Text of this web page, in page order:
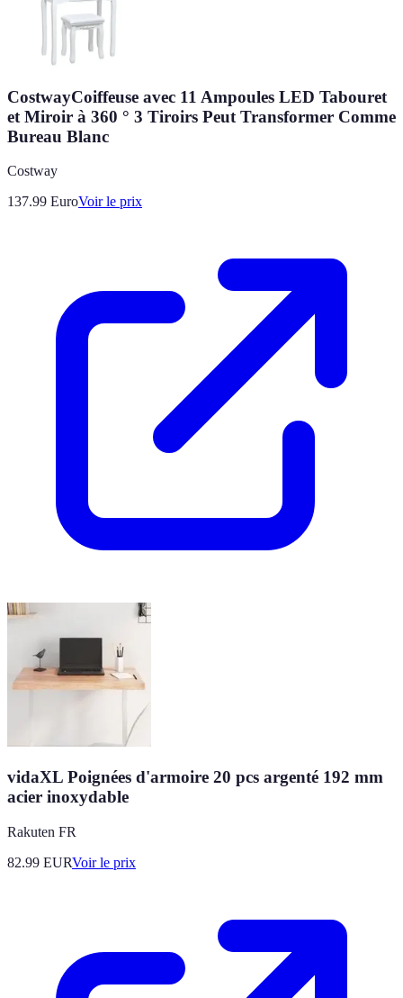
CostwayCoiffeuse avec 11 Ampoules LED Tabouret
et Miroir à 360 ° 3 Tiroirs Peut Transformer Comme
Bureau Blanc
Costway
137.99 EuroVoir le prix
vidaXL Poignées d'armoire 20 pcs argenté 192 mm
acier inoxydable
Rakuten FR
82.99 EURVoir le prix